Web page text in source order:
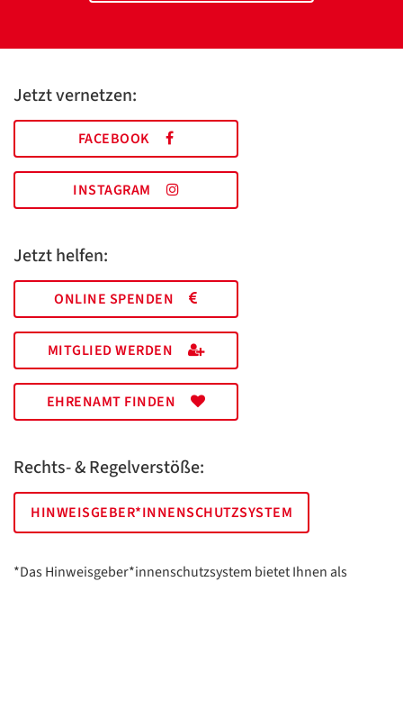
Jetzt vernetzen:
FACEBOOK
INSTAGRAM
Jetzt helfen:
ONLINE SPENDEN
MITGLIED WERDEN
EHRENAMT FINDEN
Rechts- & Regelverstöße:
HINWEISGEBER*INNENSCHUTZSYSTEM
*Das Hinweisgeber*innenschutzsystem bietet Ihnen als